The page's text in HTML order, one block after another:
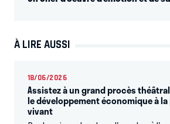
À LIRE AUSSI
18/06/2026
Assistez à un grand procès
le développement économique à
vivant